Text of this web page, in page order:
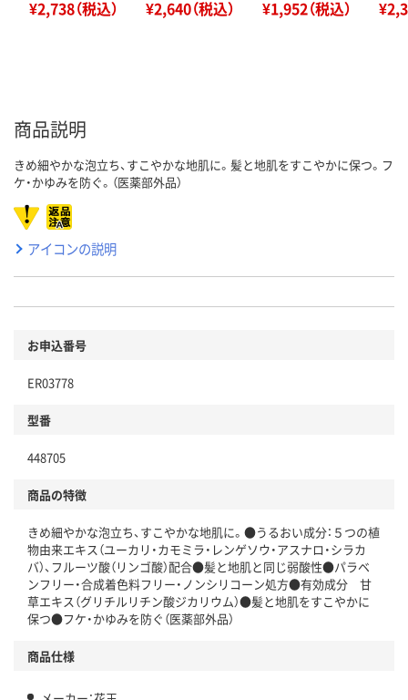
¥2,738（税込） ¥2,640（税込） ¥1,952（税込）
商品説明
きめ細やかな泡立ち、すこやかな地肌に。髪と地肌をすこやかに保つ。フ
ケ・かゆみを防ぐ。（医薬部外品）
アイコンの説明
お申込番号
ER03778
型番
448705
商品の特徴
きめ細やかな泡立ち、すこやかな地肌に。●うるおい成分：５つの植
物由来エキス（ユーカリ・カモミラ・レンゲソウ・アスナロ・シラカ
バ）、フルーツ酸（リンゴ酸）配合●髪と地肌と同じ弱酸性●パラベ
ンフリー・合成着色料フリー・ノンシリコーン処方●有効成分 甘
草エキス（グリチルリチン酸ジカリウム）●髪と地肌をすこやかに
保つ●フケ・かゆみを防ぐ（医薬部外品）
商品仕様